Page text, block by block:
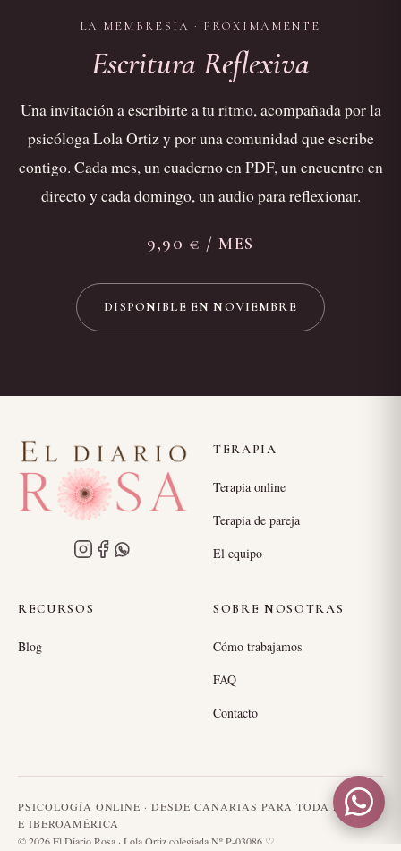
LA MEMBRESÍA · PRÓXIMAMENTE
Escritura Reflexiva
Una invitación a escribirte a tu ritmo, acompañada por la
psicóloga Lola Ortiz y por una comunidad que escribe
contigo. Cada mes, un cuaderno en PDF, un encuentro en
directo y cada domingo, un audio para reflexionar.
9,90 € / MES
DISPONIBLE EN NOVIEMBRE
TERAPIA
Terapia online
Terapia de pareja
El equipo
RECURSOS
Blog
SOBRE NOSOTRAS
Cómo trabajamos
FAQ
Contacto
PSICOLOGÍA ONLINE · DESDE CANARIAS PARA TODA ESPAÑA
E IBEROAMÉRICA
© 2026 El Diario Rosa · Lola Ortiz colegiada Nº P-03086 ♡